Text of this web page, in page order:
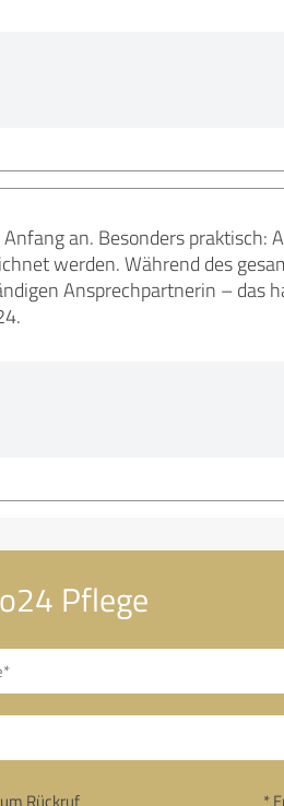
an. Besonders praktisch:
werden. Während des
Ansprechpartnerin – das
Pflege
Rückruf *